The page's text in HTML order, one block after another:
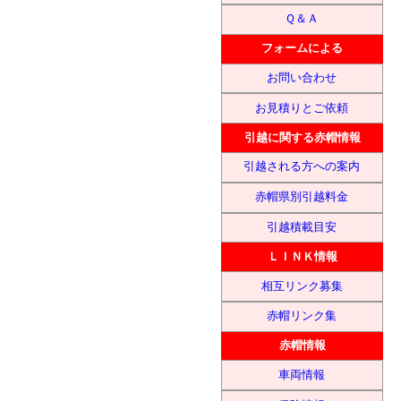
Ｑ＆Ａ
フォームによる
お問い合わせ
お見積りとご依頼
引越に関する赤帽情報
引越される方への案内
赤帽県別引越料金
引越積載目安
ＬＩＮＫ情報
相互リンク募集
赤帽リンク集
赤帽情報
車両情報